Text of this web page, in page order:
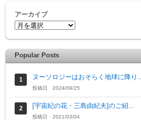
アーカイブ
Popular Posts
ヌーソロジーはおそらく地球に降り...
投稿日 2024/09/25
[宇宙紀の花・三島由紀夫]のご紹...
投稿日 2021/03/04